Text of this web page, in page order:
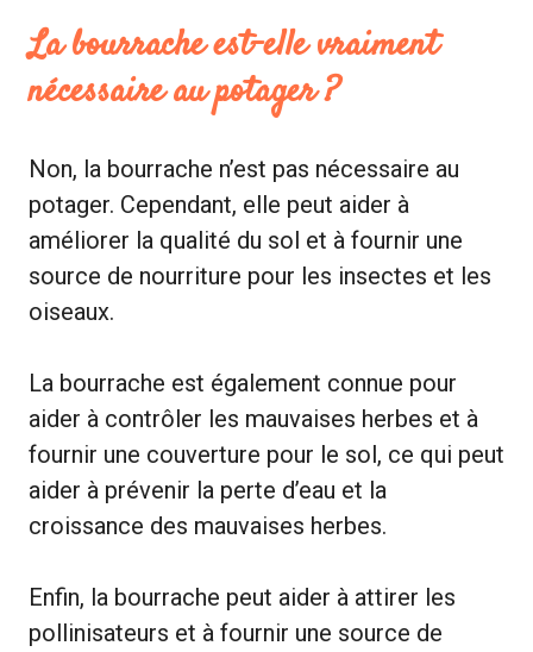
La bourrache est-elle vraiment
nécessaire au potager ?
Non, la bourrache n’est pas nécessaire au
potager. Cependant, elle peut aider à
améliorer la qualité du sol et à fournir une
source de nourriture pour les insectes et les
oiseaux.
La bourrache est également connue pour
aider à contrôler les mauvaises herbes et à
fournir une couverture pour le sol, ce qui peut
aider à prévenir la perte d’eau et la
croissance des mauvaises herbes.
Enfin, la bourrache peut aider à attirer les
pollinisateurs et à fournir une source de